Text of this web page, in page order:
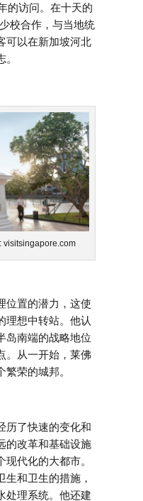
的访问。在十天的
校合作，与当地统
可以在新加坡河北
visitsingapore.com
位置的潜力，这使
理想中转站。他认
岛南端的战略地位
。从一开始，莱佛
荣的城邦。
历了快速的变化和
的改革和基础设施
代化的大都市。
和卫生的措施，
处理系统。他还建